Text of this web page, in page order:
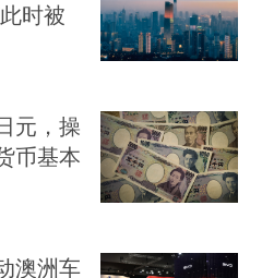
时被
元，操
币基本
澳洲车